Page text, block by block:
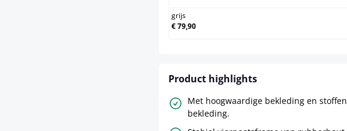
grijs
€ 79,90
Product highlights
Met hoogwaardige bekleding en stoffen
bekleding.